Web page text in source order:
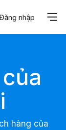
nhập
hàng của